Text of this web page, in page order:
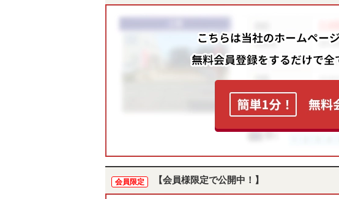
会員限定 【会員様限定で公開中！】